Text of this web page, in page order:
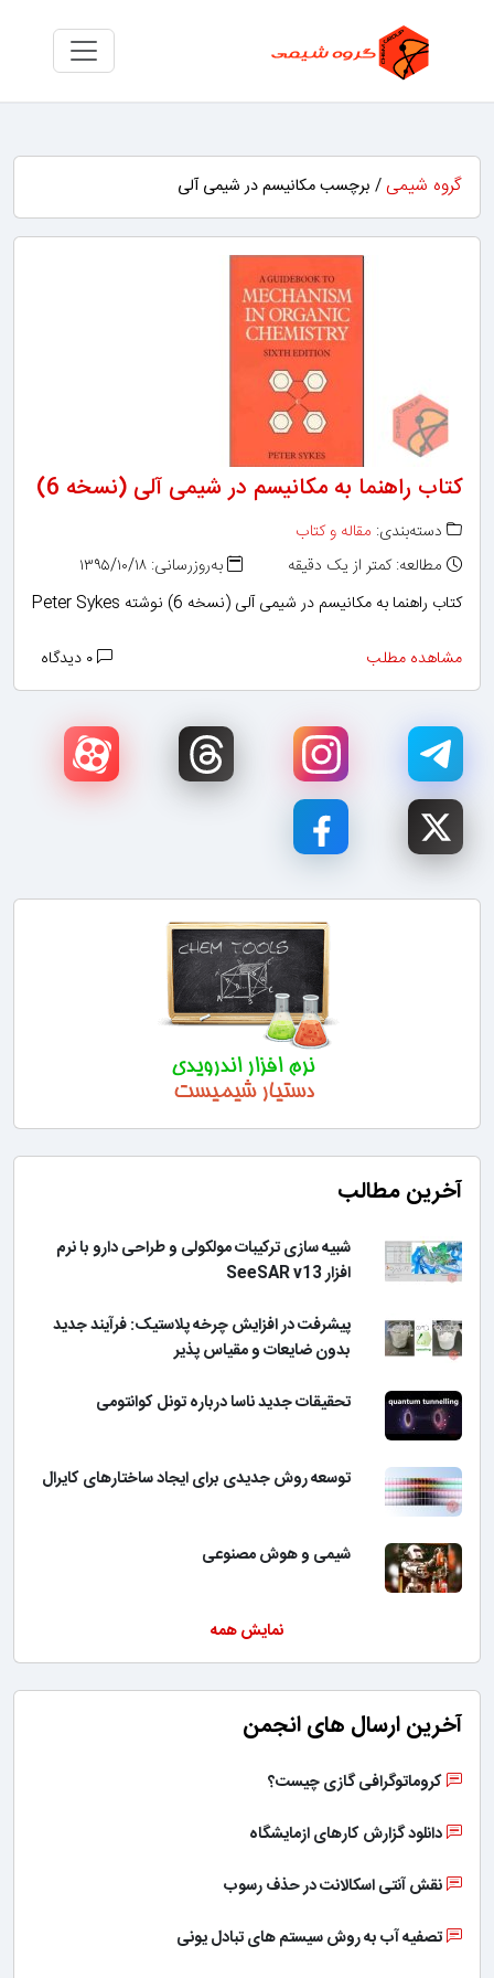
گروه شیمی / برچسب مکانیسم در شیمی آلی
کتاب راهنما به مکانیسم در شیمی آلی (نسخه 6)
دسته‌بندی: مقاله و کتاب
مطالعه: کمتر از یک دقیقه
به‌روزرسانی: ۱۳۹۵/۱۰/۱۸
کتاب راهنما به مکانیسم در شیمی آلی (نسخه 6) نوشته Peter Sykes
مشاهده مطلب
آخرین مطالب
شبیه سازی ترکیبات مولکولی و طراحی دارو با نرم
افزار SeeSAR v13
پیشرفت در افزایش چرخه پلاستیک: فرآیند جدید
بدون ضایعات و مقیاس پذیر
تحقیقات جدید ناسا درباره تونل کوانتومی
توسعه روش جدیدی برای ایجاد ساختارهای کایرال
شیمی و هوش مصنوعی
نمایش همه
آخرین ارسال های انجمن
کروماتوگرافی گازی چیست؟
دانلود گزارش کارهای ازمایشگاه
نقش آنتی اسکالانت در حذف رسوب
تصفیه آب به روش سیستم های تبادل یونی